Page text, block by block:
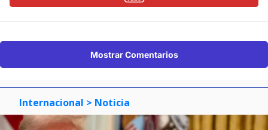
Mostrar Comentarios
Internacional > Noticia